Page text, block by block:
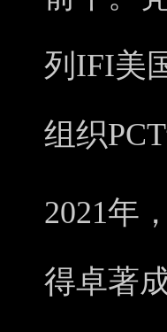
列IFI美
组织
2021年
得卓著